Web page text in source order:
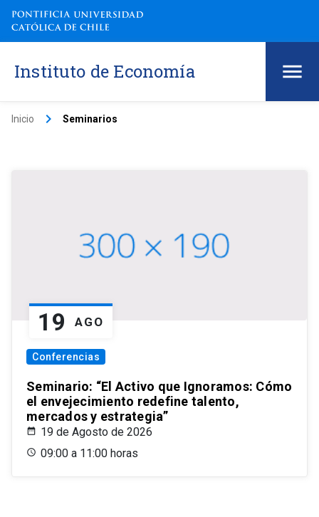
Instituto de Economía
Inicio keyboard_arrow_right Seminarios
19 AGO
Conferencias
Seminario: “El Activo que Ignoramos: Cómo
el envejecimiento redefine talento,
mercados y estrategia”
19 de Agosto de 2026
09:00 a 11:00 horas